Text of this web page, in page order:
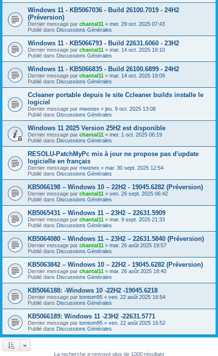
Windows 11 - KB5067036 - Build 26100.7019 - 24H2
(Préversion)
Dernier message par chantal11 « mer. 29 oct. 2025 07:43
Publié dans Discussions Générales
Windows 11 - KB5066793 - Build 22631.6060 - 23H2
Dernier message par chantal11 « mar. 14 oct. 2025 19:10
Publié dans Discussions Générales
Windows 11 - KB5066835 - Build 26100.6899 - 24H2
Dernier message par chantal11 « mar. 14 oct. 2025 19:09
Publié dans Discussions Générales
Ccleaner portable depuis le site Ccleaner builds installe le
logiciel
Dernier message par mwonex « jeu. 9 oct. 2025 13:08
Publié dans Discussions Générales
Windows 11 2025 Version 25H2 est disponible
Dernier message par chantal11 « mer. 1 oct. 2025 06:19
Publié dans Discussions Générales
RESOLU-PatchMyPc mis à jour ne propose pas d'update
logicielle en français
Dernier message par mwonex « mar. 30 sept. 2025 12:54
Publié dans Discussions Générales
KB5066198 – Windows 10 – 22H2 - 19045.6282 (Préversion)
Dernier message par chantal11 « ven. 26 sept. 2025 06:42
Publié dans Discussions Générales
KB5065431 – Windows 11 – 23H2 – 22631.5909
Dernier message par chantal11 « mar. 9 sept. 2025 21:33
Publié dans Discussions Générales
KB5064080 – Windows 11 – 23H2 – 22631.5840 (Préversion)
Dernier message par chantal11 « mar. 26 août 2025 19:57
Publié dans Discussions Générales
KB5063842 – Windows 10 – 22H2 - 19045.6282 (Préversion)
Dernier message par chantal11 « mar. 26 août 2025 18:40
Publié dans Discussions Générales
KB5066188: -Windows 10 -22H2 -19045.6218
Dernier message par tomtom95 « ven. 22 août 2025 16:54
Publié dans Discussions Générales
KB5066189: Windows 11 -23H2 -22631.5771
Dernier message par tomtom95 « ven. 22 août 2025 16:52
Publié dans Discussions Générales
La recherche a renvoyé plus de 1000 résultats